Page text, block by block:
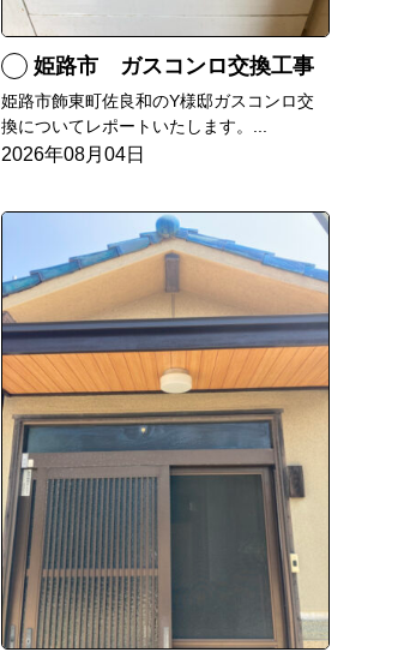
姫路市 ガスコンロ交換工事
姫路市飾東町佐良和のY様邸ガスコンロ交
換についてレポートいたします。...
2026年08月04日